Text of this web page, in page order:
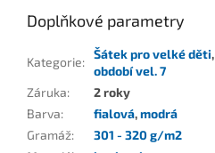
Doplňkové parametry
Kategorie:
Šátek pro velké děti,
období vel. 7
Záruka:
2 roky
Barva: fialová,modrá
Gramáž:
301 - 320 g/m2